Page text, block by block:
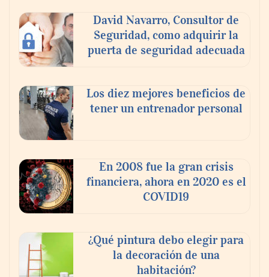
Cistitis en verano: hidratación, higiene y
evitar la humedad prolongada, claves para
prevenir una de las infecciones más
frecuentes
Nansha, Guangzhou, crea un nuevo
ecosistema de comercio transfronterizo
para conectar al mundo con nuevas
David Navarro, Consultor de
Seguridad, como adquirir la
puerta de seguridad adecuada
Los diez mejores beneficios de
tener un entrenador personal
En 2008 fue la gran crisis
financiera, ahora en 2020 es el
COVID19
¿Qué pintura debo elegir para
la decoración de una
habitación?